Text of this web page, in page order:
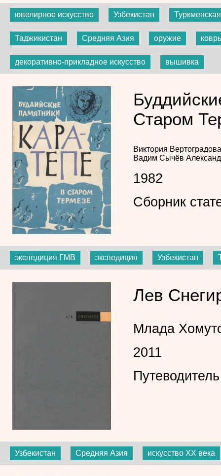
ювелирное искусство Узбекистан
Таджикистан Средняя Азия оружие
декоративно-прикладное искусство вышивка
Старом
Виктория
Вадим Сычёв
1982
Сборник
экспедиция ГМВ экспедиция Узбекистан
Лев
Млада
2011
Путеводитель
Узбекистан Средняя Азия искусство XX века